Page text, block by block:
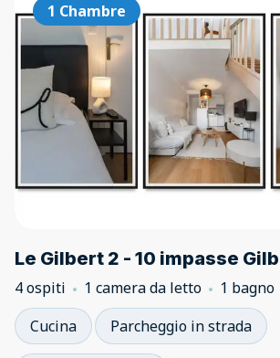
1 Chambre
Le Gilbert 2 - 10 impasse
4 ospiti 1 camera da letto
1 bagno
Cucina
Parcheggio in strada